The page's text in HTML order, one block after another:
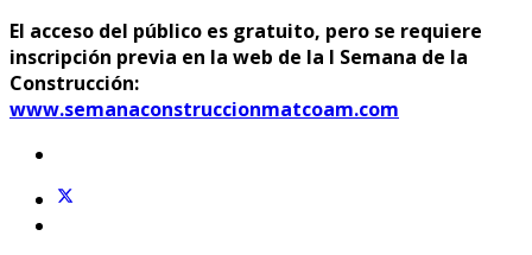
El acceso del público es gratuito, pero se requiere
inscripción previa en la web de la I Semana de la
Construcción:
www.semanaconstruccionmatcoam.com